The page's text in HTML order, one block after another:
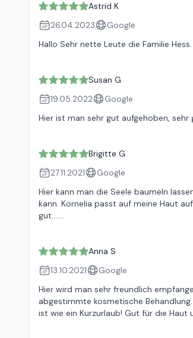
Astrid K
26.04.2023
Google
Hallo Sehr nette Leute die Familie
Susan G
19.05.2022
Google
Hier ist man sehr gut aufgehoben,
Brigitte G
27.11.2021
Google
Hier kann man die Seele baumeln
kann. Kornelia passt auf meine Haut
gut.......
Anna S
13.10.2021
Google
Hier wird man sehr freundlich
abgestimmte kosmetische
ist wie ein Kurzurlaub! Gut für die Haut